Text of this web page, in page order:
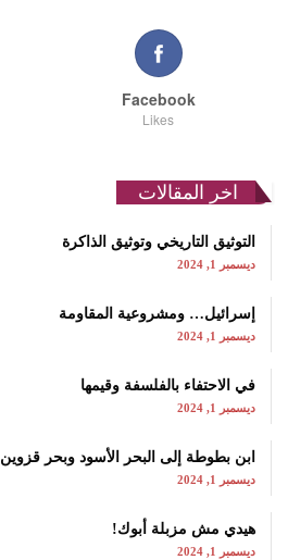
Facebook
Likes
اخر المقالات
التوثيق التاريخي وتوثيق الذاكرة
ديسمبر 1, 2024
إسرائيل… ومشروعية المقاومة
ديسمبر 1, 2024
في الاحتفاء بالفلسفة وقيمها
ديسمبر 1, 2024
ابن بطوطة إلى البحر الأسود وبحر قزوين
ديسمبر 1, 2024
هيدي مش مزبلة أبوك!
ديسمبر 1, 2024